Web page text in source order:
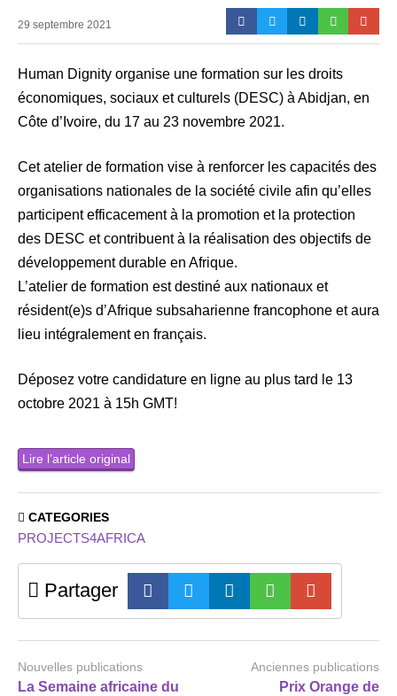
29 septembre 2021
Human Dignity organise une formation sur les droits
économiques, sociaux et culturels (DESC) à Abidjan, en
Côte d’Ivoire, du 17 au 23 novembre 2021.
Cet atelier de formation vise à renforcer les capacités des
organisations nationales de la société civile afin qu’elles
participent efficacement à la promotion et la protection
des DESC et contribuent à la réalisation des objectifs de
développement durable en Afrique.
L’atelier de formation est destiné aux nationaux et
résident(e)s d’Afrique subsaharienne francophone et aura
lieu intégralement en français.
Déposez votre candidature en ligne au plus tard le 13
octobre 2021 à 15h GMT!
Lire l’article original
CATEGORIES
PROJECTS4AFRICA
Partager
Nouvelles publications
La Semaine africaine du
Anciennes publications
Prix Orange de